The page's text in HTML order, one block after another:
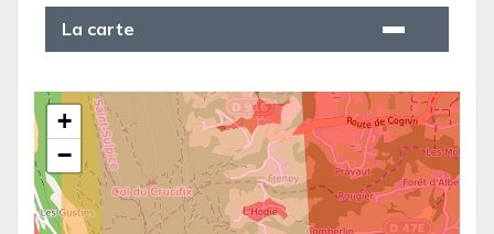
La carte